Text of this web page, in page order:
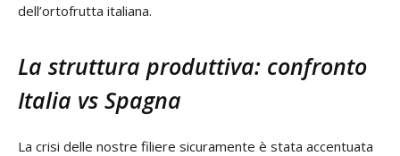
dell’ortofrutta italiana.
La struttura produttiva: confronto
Italia vs Spagna
La crisi delle nostre filiere sicuramente è stata accentuata